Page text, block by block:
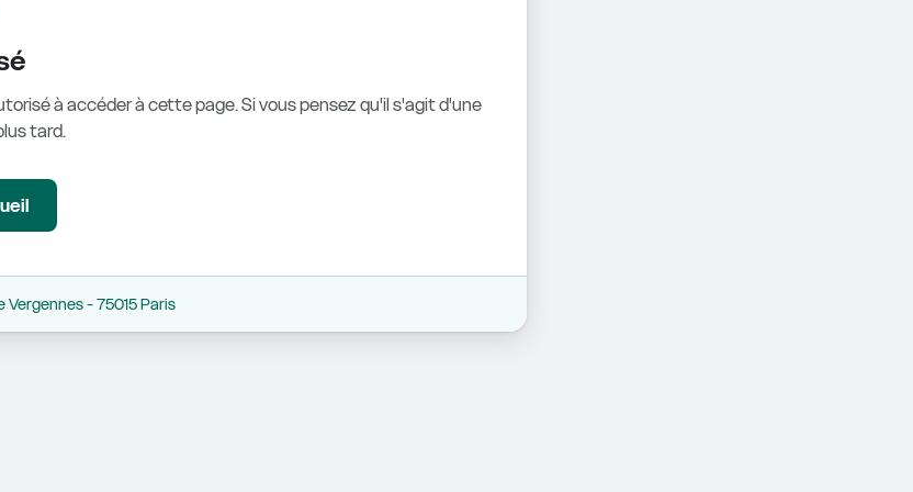
à accéder à cette page. Si vous pensez qu'il s'agit d'une
tard.
Vergennes - 75015 Paris